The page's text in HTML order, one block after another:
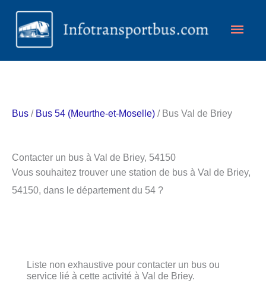
Aller
contenu
Bus / Bus 54 (Meurthe-et-Moselle) / Bus Val de Briey
Contacter un bus à Val de Briey, 54150
Vous souhaitez trouver une station de bus à Val de Briey,
54150, dans le département du 54 ?
Liste non exhaustive pour contacter un bus ou
service lié à cette activité à Val de Briey.